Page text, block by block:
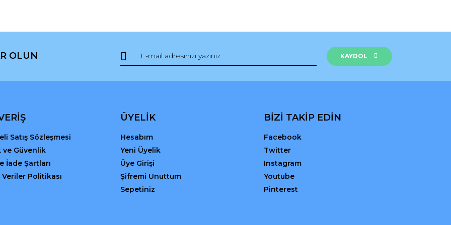
Yorum Yaz
Gönder
OLUN KAYDOL
Satış Sözleşmesi
ve Güvenlik
İade Şartları
Veriler Politikası
ÜYELİK
Hesabım
Yeni Üyelik
Üye Girişi
Şifremi Unuttum
Sepetiniz
BİZİ TAKİP EDİN
Facebook
Twitter
Instagram
Youtube
Pinterest